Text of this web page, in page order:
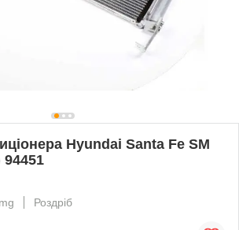
Hyundai Santa Fe SM
94451
Роздріб